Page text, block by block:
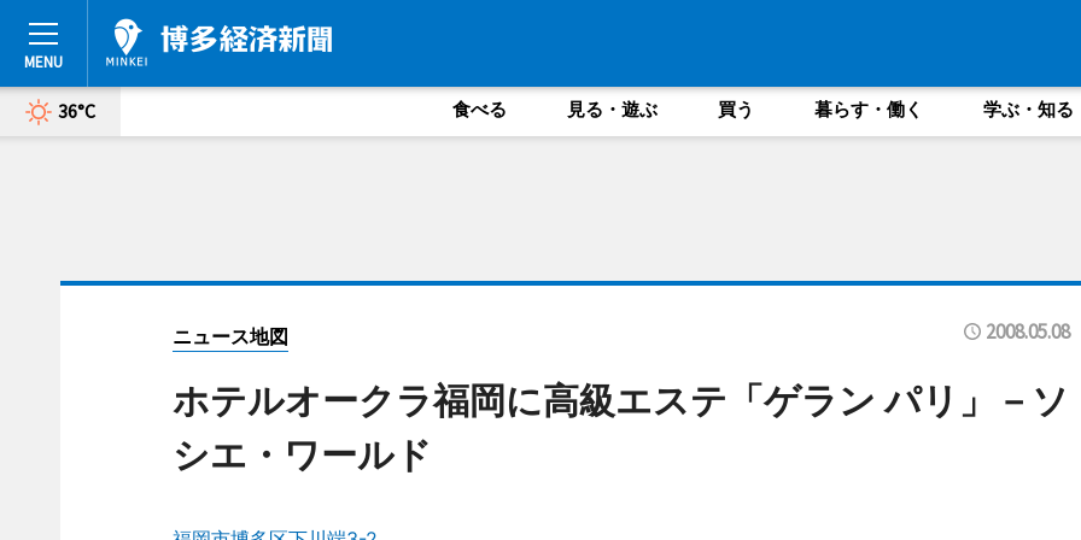
36°C 食べる 見る・遊ぶ 買う 暮らす・働く 学ぶ・知る
ニュース地図 2008.05.08
ホテルオークラ福岡に高級エステ「ゲラン パリ」－ソ
シエ・ワールド